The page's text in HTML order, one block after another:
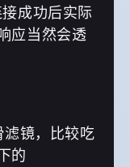
成功后实际
应当然会透
镜，比较吃
的